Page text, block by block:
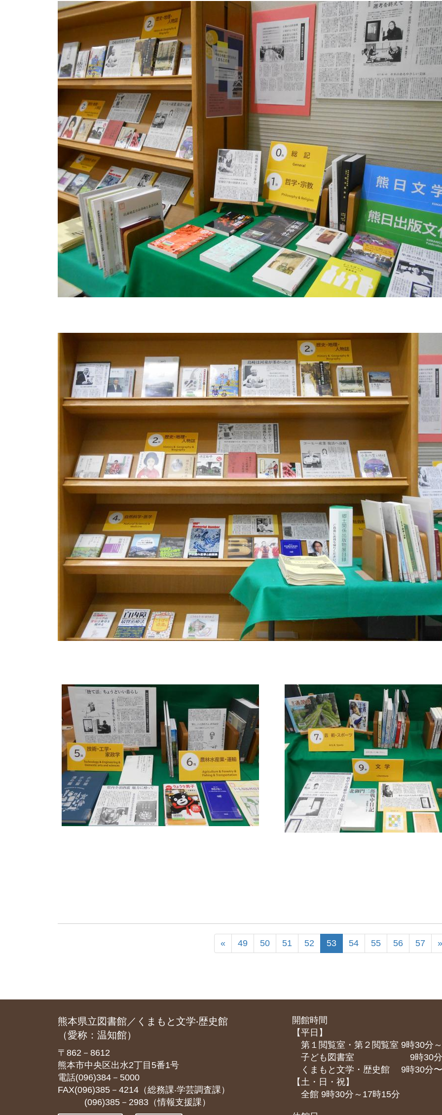
« 49 50 51 52 53 54 55 56 57 »
熊本県立図書館／くまもと文学‧歴史館
（愛称：温知館）
〒862－8612
熊本市中央区出水2丁目5番1号
電話(096)384－5000
FAX(096)385－4214（総務課‧学芸調査課）
(096)385－2983（情報支援課）
開館時間
【平日】
第１閲覧室・第２閲覧室 9時30分
子ども図書室 9時30分～
くまもと⽂学・歴史館 9時30分
【土・日・祝】
全館 9時30分～17時15分